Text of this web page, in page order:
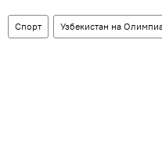
Спорт Узбекистан на